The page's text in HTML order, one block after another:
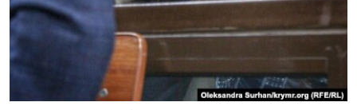
СВІДЧЕННЯ ОКУПАЦІЇ
УКРАЇНСЬКА ПРОБЛЕМА КРИМУ
Qırımtatar